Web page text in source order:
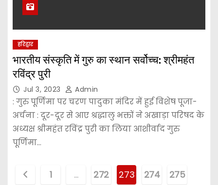
हरिद्वार
भारतीय संस्कृति में गुरु का स्थान सर्वोच्च: श्रीमहंत
रविंद्र पुरी
Jul 3, 2023 Admin
: गुरु पूर्णिमा पर चरण पादुका मंदिर में हुई विशेष पूजा-
अर्चना : दूर-दूर से आए श्रद्धालु भक्तों ने अखाड़ा परिषद के
अध्यक्ष श्रीमहंत रविंद्र पुरी का लिया आशीर्वाद गुरु
पूर्णिमा…
1 … 272 273 274 275